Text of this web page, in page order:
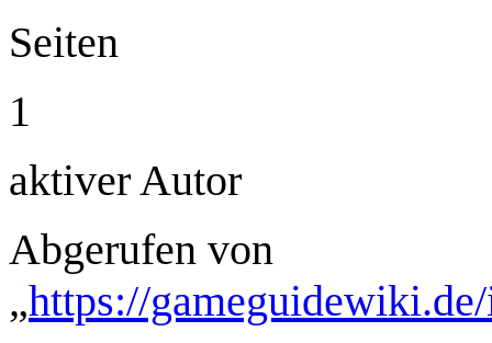
Seiten
1
aktiver Autor
Abgerufen von
„https://